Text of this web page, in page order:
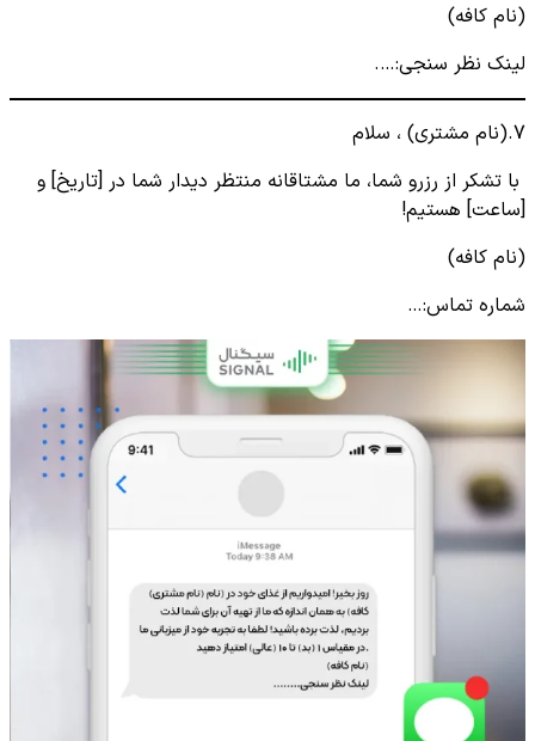
(نام کافه)
لینک نظر سنجی:….
7.(نام مشتری) ، سلام
با تشکر از رزرو شما، ما مشتاقانه منتظر دیدار شما در [تاریخ] و
[ساعت] هستیم!
(نام کافه)
شماره تماس:…